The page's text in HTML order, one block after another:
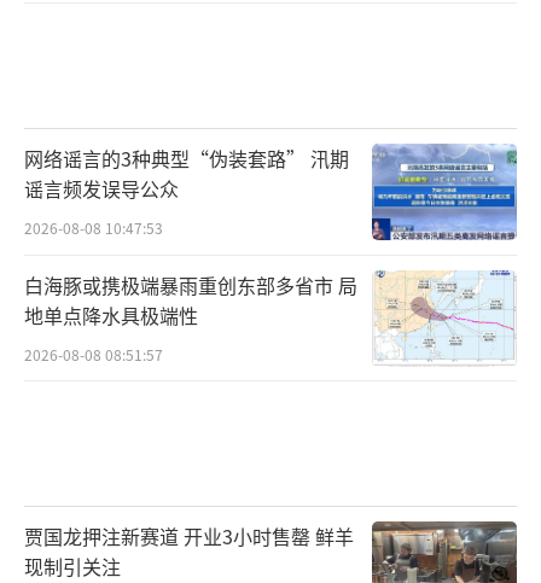
网络谣言的3种典型“伪装套路” 汛期
谣言频发误导公众
2026-08-08 10:47:53
白海豚或携极端暴雨重创东部多省市 局
地单点降水具极端性
2026-08-08 08:51:57
贾国龙押注新赛道 开业3小时售罄 鲜羊
现制引关注